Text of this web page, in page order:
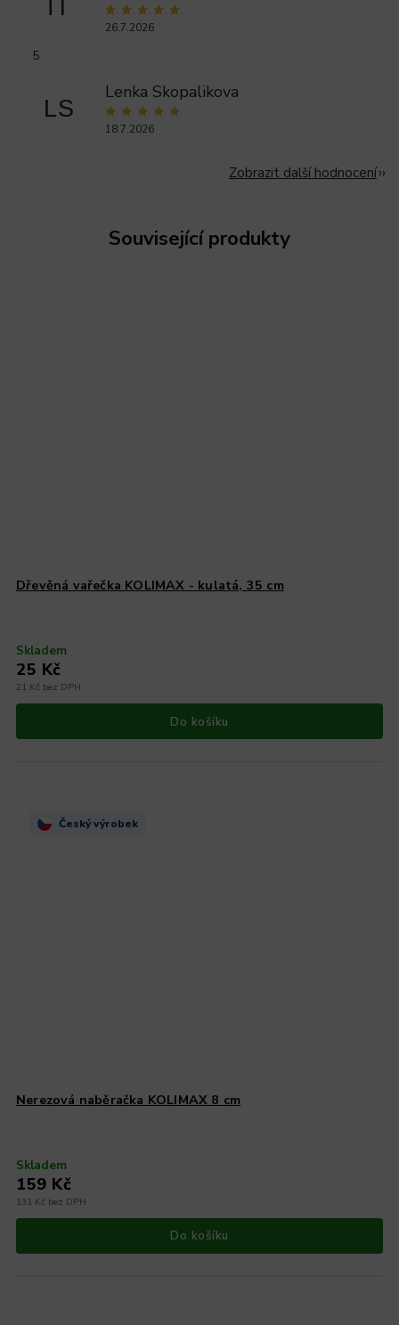
26.7.2026
5
LS
Lenka Skopalikova
18.7.2026
Zobrazit další hodnocení
Související produkty
Dřevěná vařečka KOLIMAX - kulatá, 35 cm
Skladem
21 Kč bez DPH
25 Kč
Do košíku
Český výrobek
Nerezová naběračka KOLIMAX 8 cm
Skladem
131 Kč bez DPH
159 Kč
Do košíku